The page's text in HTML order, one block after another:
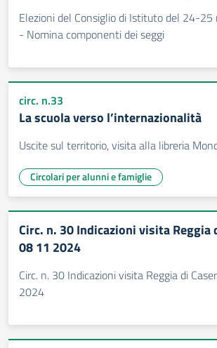
Elezioni del Consiglio di Istituto del 24-
- Nomina componenti dei seggi
circ. n.33
La scuola verso l’internazionalità
Uscite sul territorio, visita alla libreria
Circolari per alunni e famiglie
Circ. n. 30 Indicazioni visita Reggia
08 11 2024
Circ. n. 30 Indicazioni visita Reggia di
2024